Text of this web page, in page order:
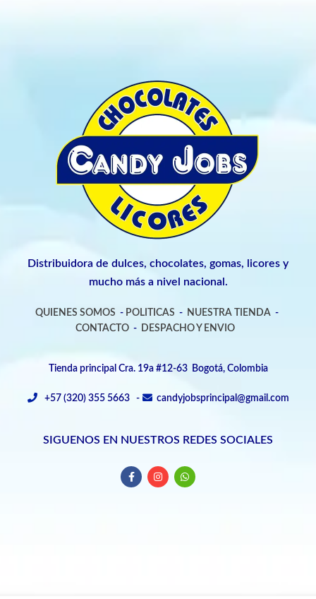
Distribuidora de dulces, chocolates, gomas, licores y
mucho más a nivel nacional.
QUIENES SOMOS - POLITICAS - NUESTRA TIENDA -
CONTACTO- DESPACHO Y ENVIO
Tienda principal Cra. 19a #12-63 Bogotá, Colombia
+57 (320) 355 5663 - candyjobsprincipal@gmail.com
SIGUENOS EN NUESTROS REDES SOCIALES